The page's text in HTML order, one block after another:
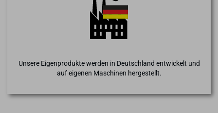
Unsere Eigenprodukte werden in Deutschland entwickelt und
auf eigenen Maschinen hergestellt.